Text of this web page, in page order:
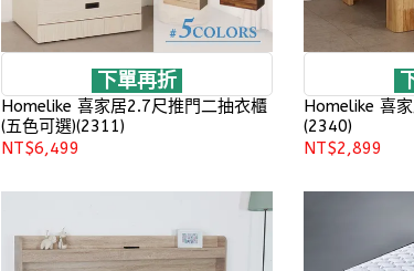
下單再折
Homelike 喜家居2.7尺推門二抽衣櫃
(五色可選)(2311)
NT$6,499
Homelike 喜
(2340)
NT$2,899